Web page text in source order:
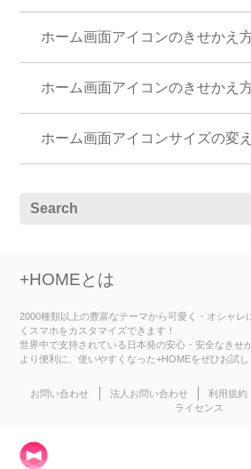
ホーム画面アイコンのきせかえ
ホーム画面アイコンのきせかえ
ホーム画面アイコンサイズの変
+HOMEとは
2000種類以上の豊富なテーマから可愛く・オシャレ
くスマホをカスタマイズできます！
世界中で支持されている日本発の安心・安全なきせ
より便利に、使いやすくなった+HOMEをぜひお試し
お問い合わせ 法人お問い合わせ 利用規約
ライセンス